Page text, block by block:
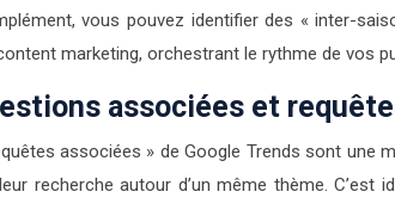
vous pouvez identifier des « inter-
marketing, orchestrant le rythme de vos
associées et
associées » de Google Trends sont
recherche autour d’un même thème.